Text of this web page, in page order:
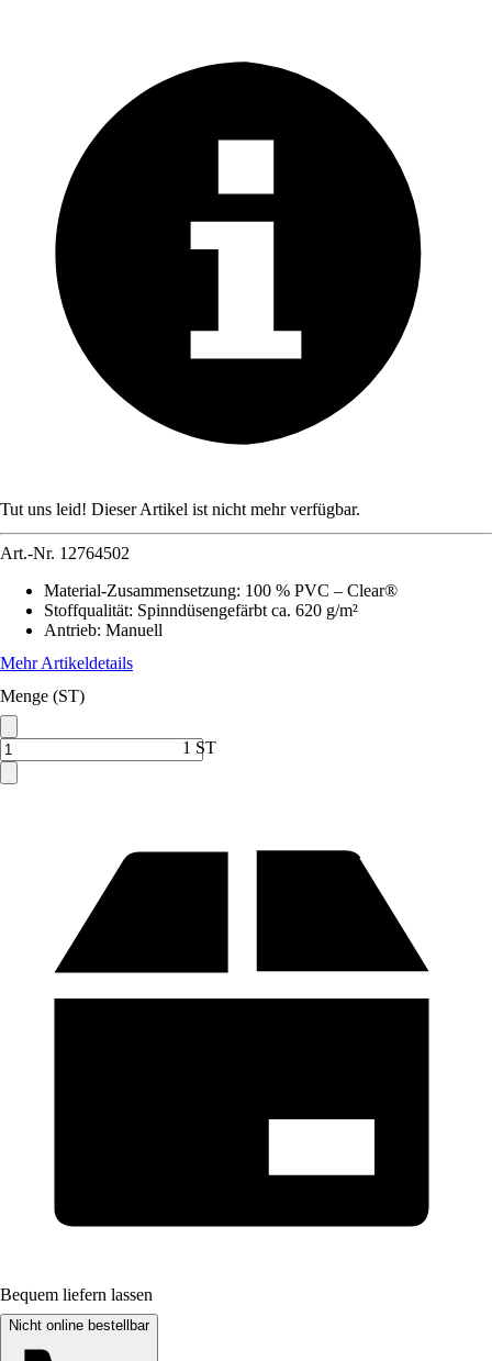
Tut uns leid! Dieser Artikel ist nicht mehr verfügbar.
Art.-Nr. 12764502
Material-Zusammensetzung: 100 % PVC – Clear®
Stoffqualität: Spinndüsengefärbt ca. 620 g/m²
Antrieb: Manuell
Mehr Artikeldetails
Menge (ST)
1 ST
Bequem liefern lassen
Nicht online bestellbar